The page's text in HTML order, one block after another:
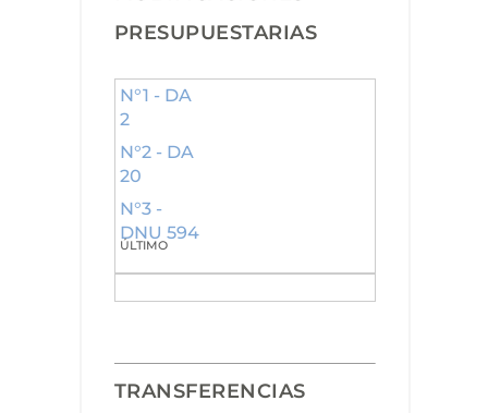
PRESUPUESTARIAS
N°1 - DA
2
N°2 - DA
20
N°3 -
DNU 594
ÚLTIMO
TRANSFERENCIAS